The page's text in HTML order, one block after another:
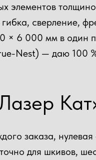
элементов
сверление,
× 6 000 мм в один
Nest) — даю 100
заказа,
для шкивов,